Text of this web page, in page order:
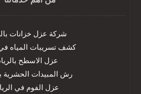
شركة عزل خزانات
كشف تسريبات المياه
عزل الاسطح
رش المبيدات الحشرية
عزل الفوم في